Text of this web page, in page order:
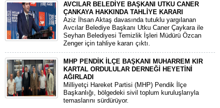
AVCILAR BELEDİYE BAŞKANI UTKU CANER
ÇANKAYA HAKKINDA TAHLİYE KARARI
​Aziz İhsan Aktaş davasında tutuklu yargılanan
Avcılar Belediye Başkanı Utku Caner Çaykara ile
Seyhan Belediyesi Temizlik İşleri Müdürü Özcan
Zenger için tahliye kararı çıktı.
MHP PENDİK İLÇE BAŞKANI MUHARREM KIR
KARTAL ORDULULAR DERNEĞİ HEYETİNİ
AĞIRLADI
​Milliyetçi Hareket Partisi (MHP) Pendik İlçe
Başkanlığı, bölgedeki sivil toplum kuruluşlarıyla
temaslarını sürdürüyor.